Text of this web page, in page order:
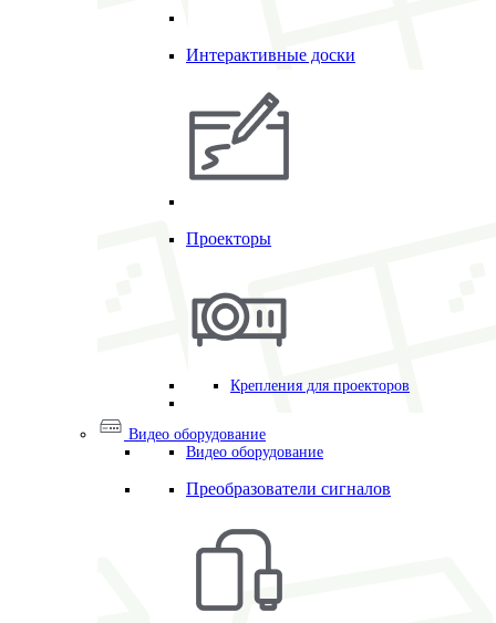
Интерактивные доски
Проекторы
Крепления для проекторов
Видео оборудование
Видео оборудование
Преобразователи сигналов